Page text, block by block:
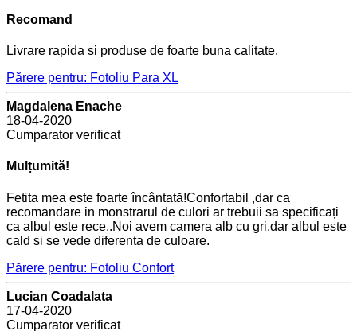
Recomand
Livrare rapida si produse de foarte buna calitate.
Părere pentru: Fotoliu Para XL
Magdalena Enache
18-04-2020
Cumparator verificat
Mulțumită!
Fetita mea este foarte încântată!Confortabil ,dar ca
recomandare in monstrarul de culori ar trebuii sa specificați
ca albul este rece..Noi avem camera alb cu gri,dar albul este
cald si se vede diferenta de culoare.
Părere pentru: Fotoliu Confort
Lucian Coadalata
17-04-2020
Cumparator verificat